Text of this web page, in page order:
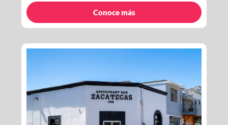
Conoce más